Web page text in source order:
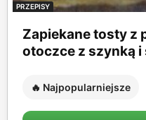
PRZEPISY
Zapiekane tosty z
otoczce z szynką i
🔥 Najpopularniejsze